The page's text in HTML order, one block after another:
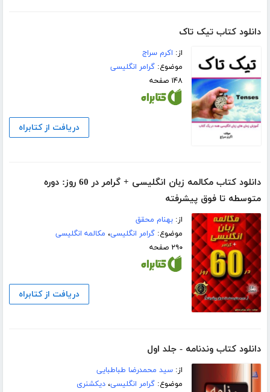
دانلود کتاب تیک تاک
از: اکرم سراج
موضوع:گرامر انگلیسی
۱۴۸ صفحه
دریافت از کتابراه
دانلود کتاب مکالمه زبان انگلیسی + گرامر در 60 روز: دوره
متوسطه تا فوق پیشرفته
از:بهنام محقق
موضوع:گرامر انگلیسی، مکالمه انگلیسی
۲۹۰ صفحه
دریافت از کتابراه
دانلود کتاب وندنامه - جلد اول
از:سید محمدرضا طباطبایی
موضوع:گرامر انگلیسی،دیکشنری